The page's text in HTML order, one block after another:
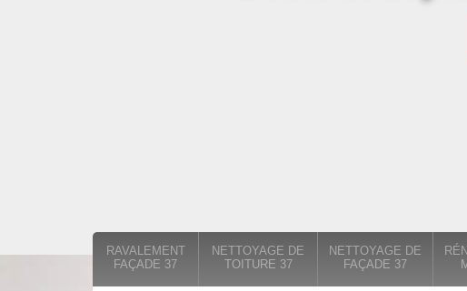
RAVALEMENT
FAÇADE 37
NETTOYAGE DE
TOITURE 37
NETTOYAGE DE
FAÇADE 37